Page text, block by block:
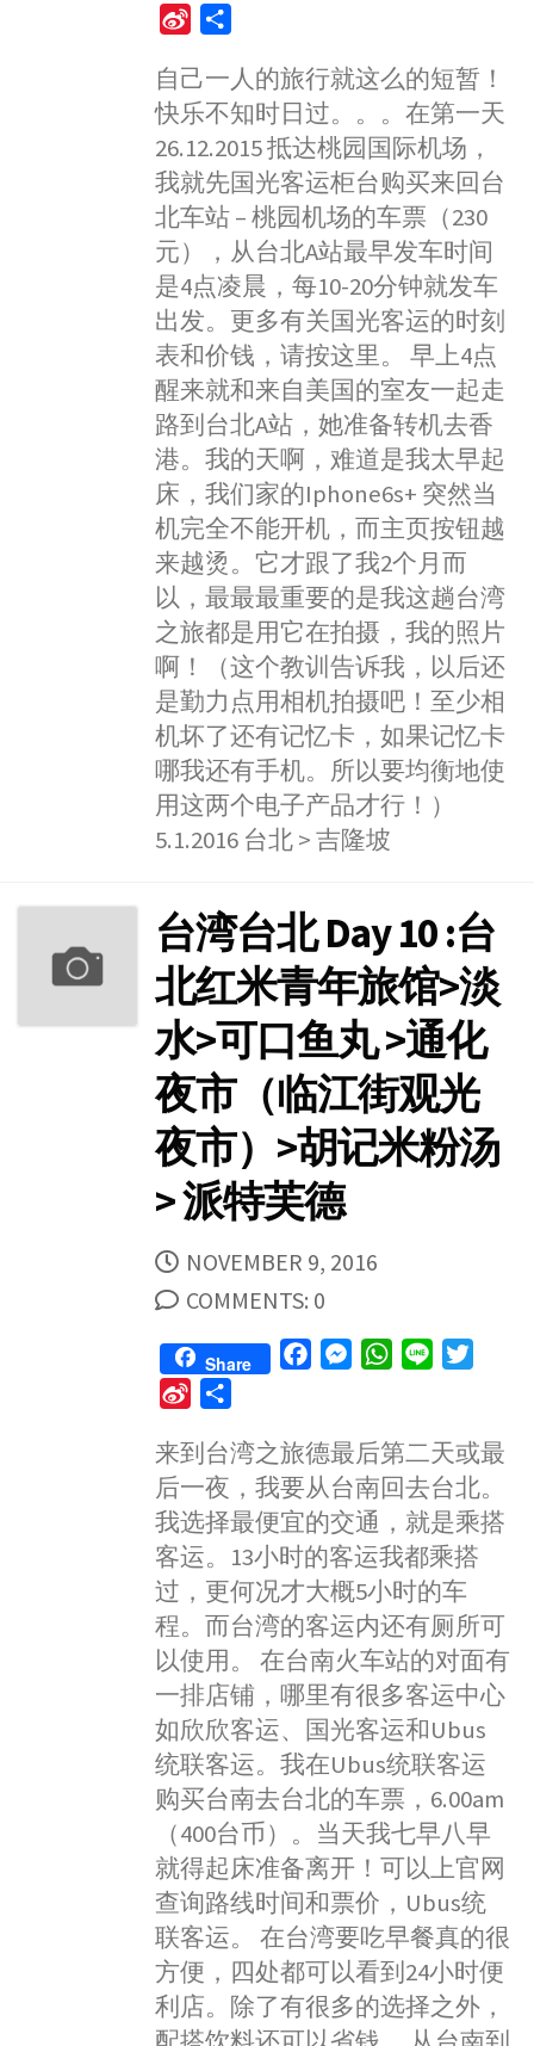
e
b
o
o
k
s
n
g
e
r
t
A
p
p
e
t
r
n
a
W
e
i
b
a
r
e
自己一人的旅行就这么的短暂！
快乐不知时日过。。。在第一天
26.12.2015 抵达桃园国际机场，
我就先国光客运柜台购买来回台
北车站 – 桃园机场的车票（230
元），从台北A站最早发车时间
是4点凌晨，每10-20分钟就发车
出发。更多有关国光客运的时刻
表和价钱，请按这里。 早上4点
醒来就和来自美国的室友一起走
路到台北A站，她准备转机去香
港。我的天啊，难道是我太早起
床，我们家的Iphone6s+ 突然当
机完全不能开机，而主页按钮越
来越烫。它才跟了我2个月而
以，最最最重要的是我这趟台湾
之旅都是用它在拍摄，我的照片
啊！（这个教训告诉我，以后还
是勤力点用相机拍摄吧！至少相
机坏了还有记忆卡，如果记忆卡
哪我还有手机。所以要均衡地使
用这两个电子产品才行！）
5.1.2016 台北 > 吉隆坡
台湾台北 Day 10 :台
北红米青年旅馆>淡
水>可口鱼丸 >通化
夜市（临江街观光
夜市）>胡记米粉汤
> 派特芙德
PUBLISHED
DATE
NOVEMBER 9, 2016
COMMENTS: 0
Share
e
b
o
o
k
s
e
n
g
e
r
W
t
s
p
p
e
t
t
e
n
a
W
e
b
a
e
来到台湾之旅德最后第二天或最
后一夜，我要从台南回去台北。
我选择最便宜的交通，就是乘搭
客运。13小时的客运我都乘搭
过，更何况才大概5小时的车
程。而台湾的客运内还有厕所可
以使用。 在台南火车站的对面有
一排店铺，哪里有很多客运中心
如欣欣客运、国光客运和Ubus
统联客运。我在Ubus统联客运
购买台南去台北的车票，6.00am
（400台币）。当天我七早八早
就得起床准备离开！可以上官网
查询路线时间和票价，Ubus统
联客运。 在台湾要吃早餐真的很
方便，四处都可以看到24小时便
利店。除了有很多的选择之外，